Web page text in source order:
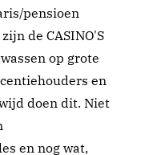
pensioen
de CASINO'S
op grote
en
doen dit. Niet
en nog wat,